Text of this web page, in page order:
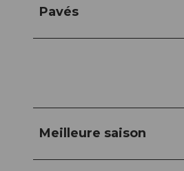
Pavés
Meilleure saison